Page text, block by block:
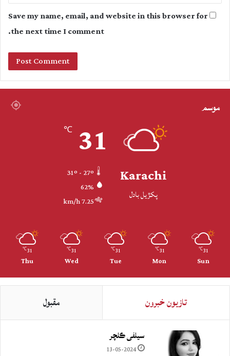
Save my name, email, and website in this browser for
the next time I comment.
موسم
Karachi
پکڙيل بادل
31
℃
62%
7.25 km/h
31
℃
Sun
31
℃
Mon
31
℃
Tue
31
℃
Wed
31
℃
Thu
تازيون خبرون مقبول
سيلفي ڪلچر
13-05-2024